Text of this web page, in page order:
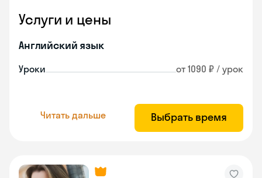
Услуги и цены
Английский язык
Уроки от 1090 ₽ / урок
Читать дальше Выбрать время